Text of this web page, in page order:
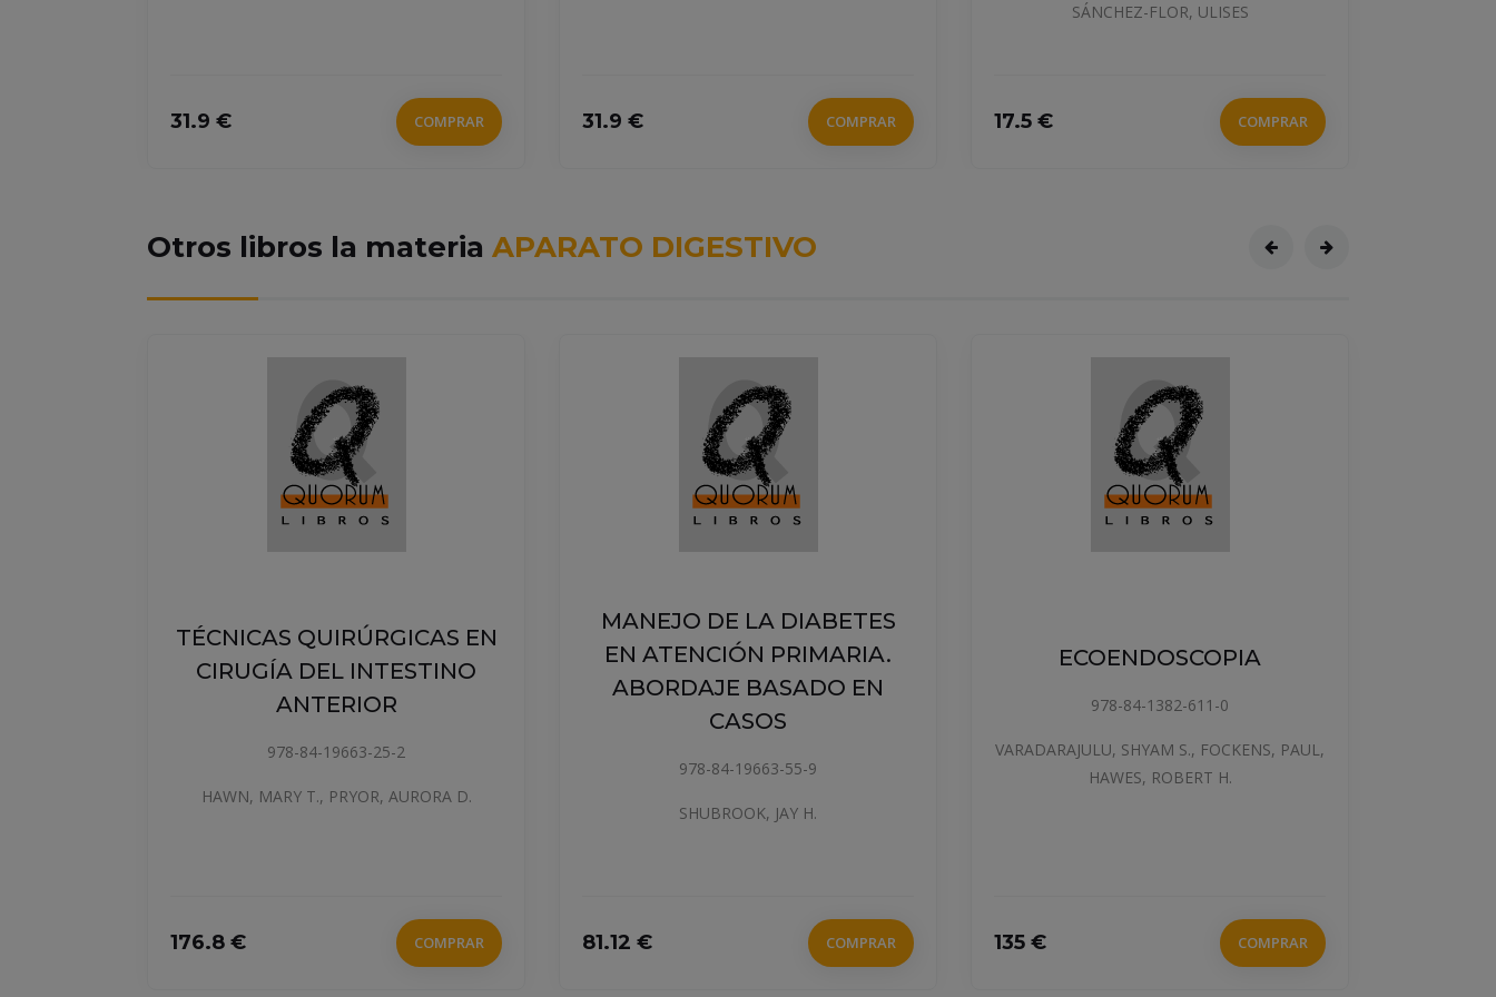
31.9 € COMPRAR 31.9 € COMPRAR
SÁNCHEZ-FLOR, ULISES
17.5 € COMPRAR
Otros libros la materia APARATO DIGESTIVO
TÉCNICAS QUIRÚRGICAS EN
CIRUGÍA DEL INTESTINO
ANTERIOR
978-84-19663-25-2
HAWN, MARY T., PRYOR, AURORA D.
176.8 € COMPRAR
MANEJO DE LA DIABETES
EN ATENCIÓN PRIMARIA.
ABORDAJE BASADO EN
CASOS
978-84-19663-55-9
SHUBROOK, JAY H.
81.12 € COMPRAR
ECOENDOSCOPIA
978-84-1382-611-0
VARADARAJULU, SHYAM S., FOCKENS, PAUL,
HAWES, ROBERT H.
135 € COMPRAR